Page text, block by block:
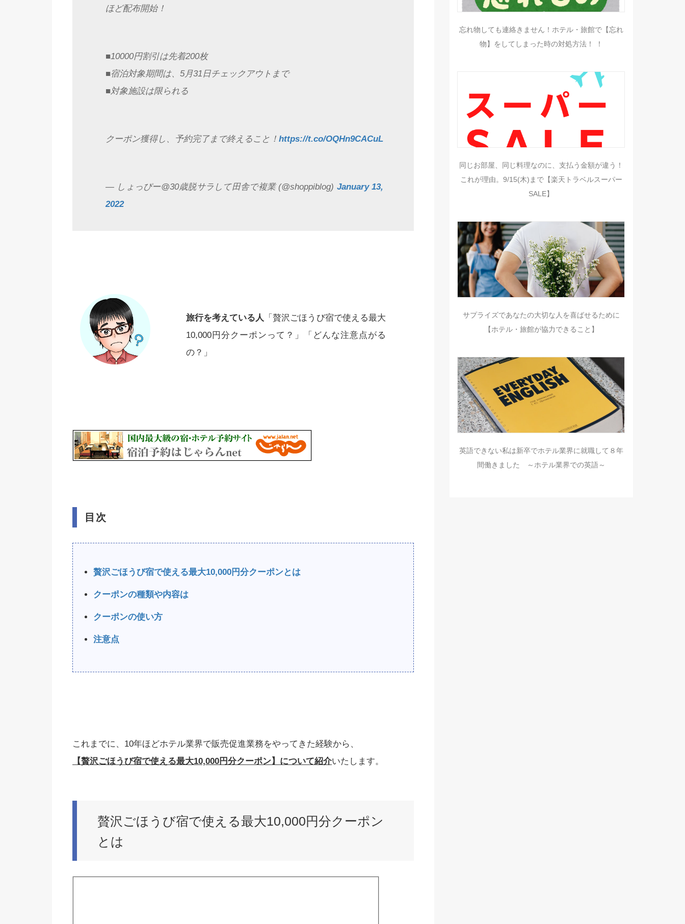
ほど配布開始！
■10000円割引は先着200枚
■宿泊対象期間は、5月31日チェックアウトまで
■対象施設は限られる
クーポン獲得し、予約完了まで終えること！ https://t.co/OQHn9CACuL
— しょっぴー@30歳脱サラして田舎で複業 (@shoppiblog) January 13,
2022
旅行を考えている人 「贅沢ごほうび宿で使える最大
10,000円分クーポンって？」「どんな注意点がる
の？」
目次
贅沢ごほうび宿で使える最大10,000円分クーポンとは
クーポンの種類や内容は
クーポンの使い方
注意点
これまでに、10年ほどホテル業界で販売促進業務をやってきた経験から、
【贅沢ごほうび宿で使える最大10,000円分クーポン】について紹介いたします。
贅沢ごほうび宿で使える最大10,000円分クーポン
とは
忘れ物しても連絡きません！ホテル・旅館で【忘れ
物】をしてしまった時の対処方法！ ！
同じお部屋、同じ料理なのに、支払う金額が違う！
これが理由。9/15(木)まで【楽天トラベルスーパー
SALE】
サプライズであなたの大切な人を喜ばせるために
【ホテル・旅館が協力できること】
英語できない私は新卒でホテル業界に就職して８年
間働きました ～ホテル業界での英語～